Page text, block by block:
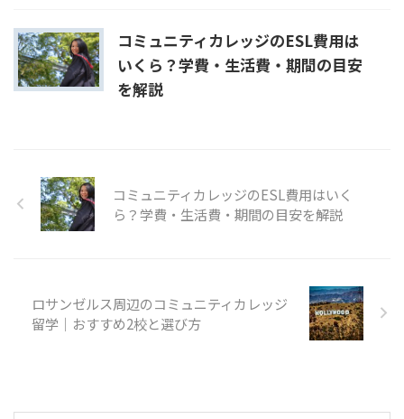
コミュニティカレッジのESL費用は
いくら？学費・生活費・期間の目安
を解説
コミュニティカレッジのESL費用はいく
ら？学費・生活費・期間の目安を解説
ロサンゼルス周辺のコミュニティカレッジ
留学｜おすすめ2校と選び方